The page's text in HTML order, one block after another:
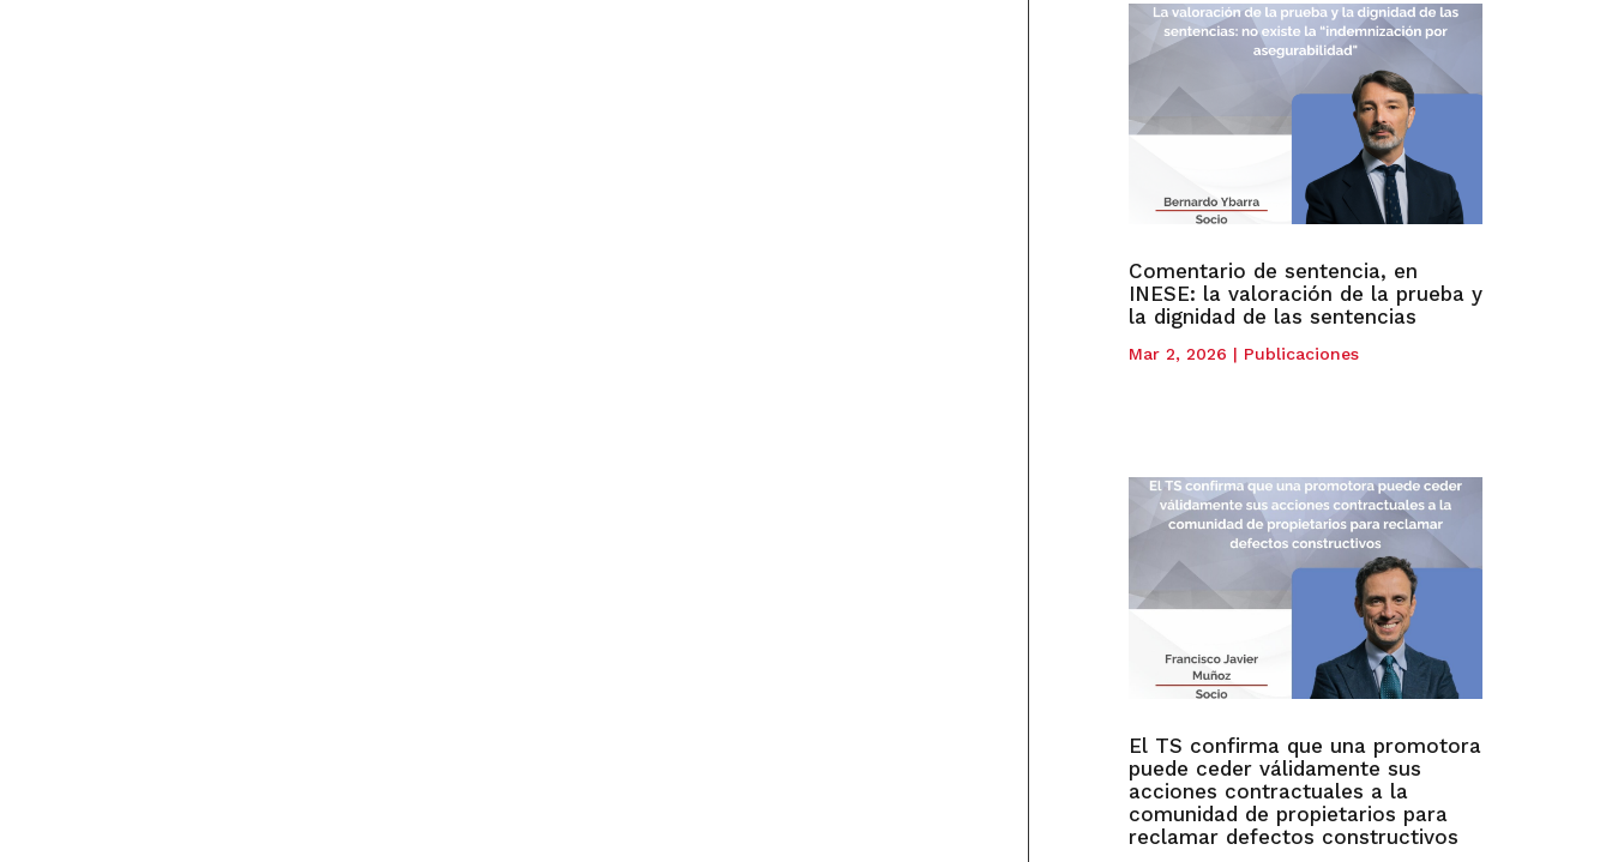
Comentario de sentencia, en
INESE: la valoración de la prueba y
la dignidad de las sentencias
Mar 2, 2026 | Publicaciones
El TS confirma que una promotora
puede ceder válidamente sus
acciones contractuales a la
comunidad de propietarios para
reclamar defectos constructivos